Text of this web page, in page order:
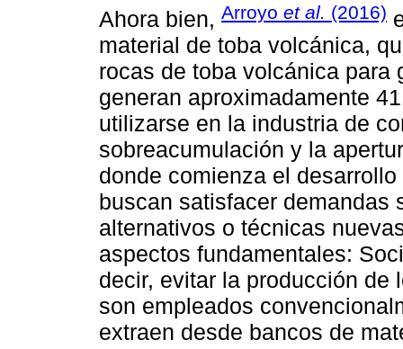
Ahora bien, Arroyo et al. (2016)
material de toba volcánica,
rocas de toba volcánica para
generan aproximadamente
utilizarse en la industria de
sobreacumulación y la
donde comienza el
buscan satisfacer demandas
alternativos o técnicas
aspectos fundamentales:
decir, evitar la producción de
son empleados
extraen desde bancos de